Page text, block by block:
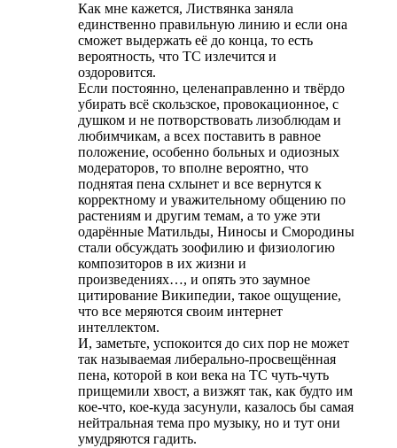
Как мне кажется, Листвянка заняла
единственно правильную линию и если она
сможет выдержать её до конца, то есть
вероятность, что ТС излечится и
оздоровится.
Если постоянно, целенаправленно и твёрдо
убирать всё скользское, провокационное, с
душком и не потворствовать лизоблюдам и
любимчикам, а всех поставить в равное
положение, особенно больных и одиозных
модераторов, то вполне вероятно, что
поднятая пена схлынет и все вернутся к
корректному и уважительному общению по
растениям и другим темам, а то уже эти
одарённые Матильды, Ниносы и Смородины
стали обсуждать зоофилию и физиологию
композиторов в их жизни и
произведениях…, и опять это заумное
цитирование Википедии, такое ощущение,
что все меряются своим интернет
интеллектом.
И, заметьте, успокоится до сих пор не может
так называемая либерально-просвещённая
пена, которой в кои века на ТС чуть-чуть
прищемили хвост, а визжят так, как будто им
кое-что, кое-куда засунули, казалось бы самая
нейтральная тема про музыку, но и тут они
умудряются гадить.